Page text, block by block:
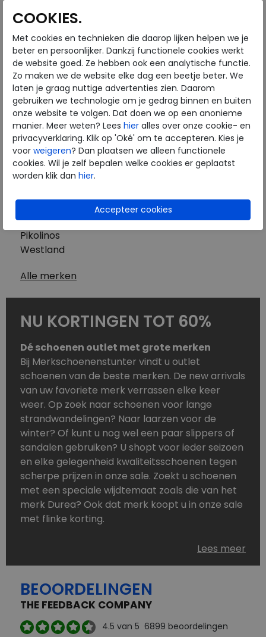
Gabor
Piedi Nudi
Pikolinos
Solidus
Think
Waldlaufer
Westland
Wolky
Herenschoenen
Australian
Birkenstock
Clarks
Mephisto
Pikolinos
Westland
Alle merken
NU KORTINGEN TOT 60%
Dé schoenen outlet met grote merken
Bij Merkschoenenstunter vindt u outlet
schoenen van de beste merken. De new arrivals
van uw favoriete merk verrassen elke keer
weer. Op zoek naar schoenen voor lange
strandwandelingen? Naar laarzen voor de
winter? Of kunt u nog wel een paar slippers of
sandalen gebruiken? U shopt voor ieder seizoen
en elke gelegenheid kwaliteitsschoenen tegen
scherpe prijzen in onze sale. Zoekt u schoenen
met een speciale wijdtemaat zoals die van het
merk Durea? Ook dat merk koopt u in onze sale
met flinke korting.
Schoenen heeft u nooit genoeg. Goedkope
schoenen, maar dus wel van topmerken,
aanbod is zo compleet dat u altijd wel een
passend paar vindt.
Welke schoenmerken vindt u in onze online
Lees meer
BEOORDELINGEN
THE FEEDBACK COMPANY
4.5 van 5 6899 beoordelingen
COOKIES.
Met cookies en technieken die daarop lijken helpen we je
beter en persoonlijker. Dankzij functionele cookies werkt
de website goed. Ze hebben ook een analytische functie.
Zo maken we de website elke dag een beetje beter. We
laten je graag nuttige advertenties zien. Daarom
gebruiken we technologie om je gedrag binnen en buiten
onze website te volgen. Dat doen we op een anonieme
manier. Meer weten? Lees hier alles over onze cookie- en
privacyverklaring. Klik op 'Oké' om te accepteren. Kies je
voor weigeren? Dan plaatsen we alleen functionele
cookies. Wil je zelf bepalen welke cookies er geplaatst
worden klik dan hier.